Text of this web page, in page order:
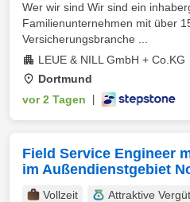
Wer wir sind Wir sind ein
Familienunternehmen mit über
Versicherungsbranche ...
LEUE & NILL GmbH + Co.KG
Dortmund
vor 2 Tagen
Field Service Engineer
im Außendienstgebiet
Vollzeit
Attraktive